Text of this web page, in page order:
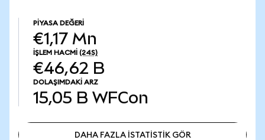
PIYASA DEĞERI
€1,17 Mn
İŞLEM HACMI (24S)
€46,62 B
DOLAŞIMDAKI ARZ
15,05 B WFCon
DAHA FAZLA İSTATİSTİK GÖR